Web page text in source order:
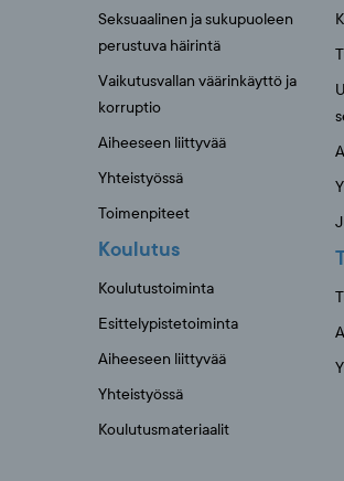
Seksuaalinen ja sukupuoleen
perustuva häirintä
Vaikutusvallan väärinkäyttö ja
korruptio
Aiheeseen liittyvää
Yhteistyössä
Toimenpiteet
Koulutus
Koulutustoiminta
Esittelypistetoiminta
Aiheeseen liittyvää
Yhteistyössä
Koulutusmateriaalit